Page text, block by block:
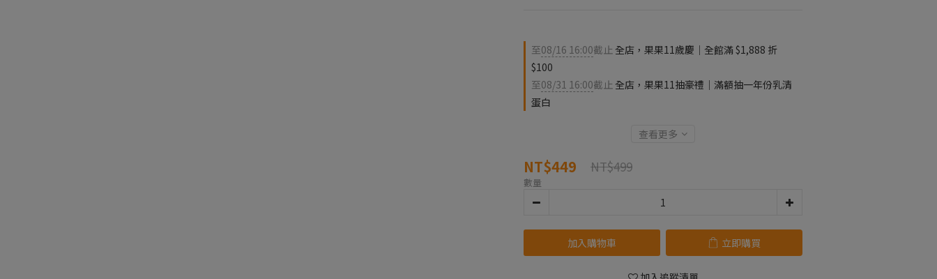
至08/16 16:00截止 全店，果果11歲慶｜全館滿 $1,888 折
$100
至08/31 16:00截止 全店，果果11抽豪禮｜滿額抽一年份乳清
蛋白
查看更多
NT$449 NT$499
數量
加入購物車 立即購買